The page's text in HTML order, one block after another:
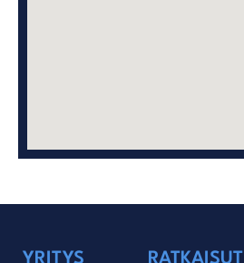
YRITYS RATKAISUT